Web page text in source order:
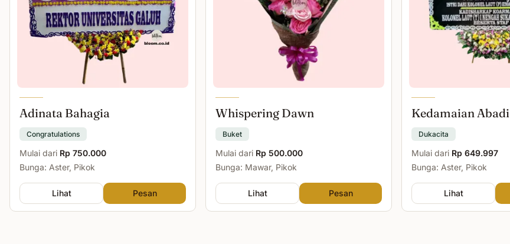
Adinata Bahagia
Congratulations
Mulai dari Rp 750.000
Bunga: Aster, Pikok
Lihat Pesan
Whispering Dawn
Buket
Mulai dari Rp 500.000
Bunga: Mawar, Pikok
Lihat Pesan
Kedamaian Abadi
Dukacita
Mulai dari Rp 649.997
Bunga: Aster, Pikok
Lihat